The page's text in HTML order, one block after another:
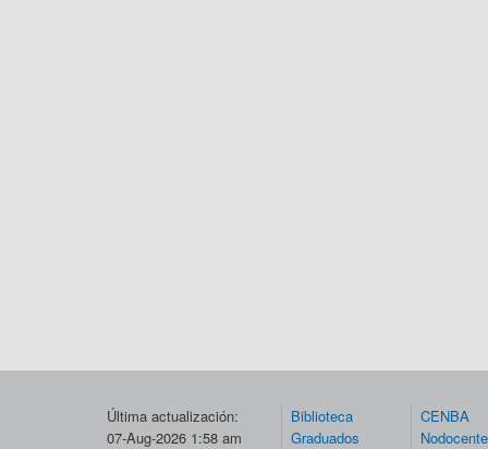
Última actualización:
07-Aug-2026 1:58 am
Biblioteca
Graduados
CENBA